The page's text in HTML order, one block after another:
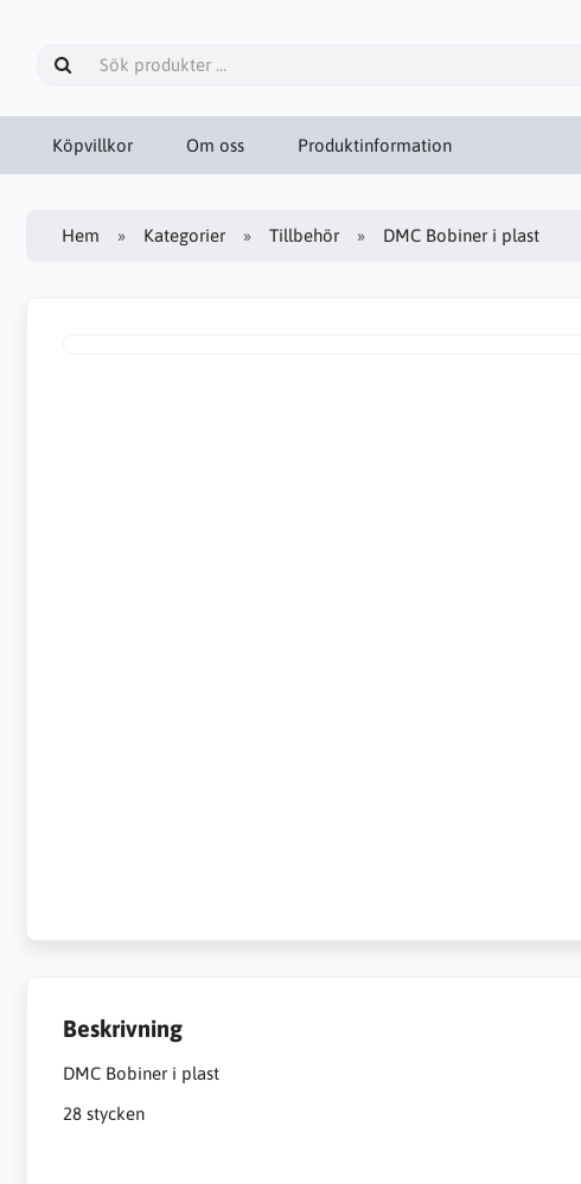
Köpvillkor Om oss Produktinformation
Hem Kategorier Tillbehör DMC Bobiner i plast
Beskrivning
DMC Bobiner i plast
28 stycken